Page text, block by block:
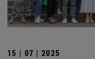
15 | 07 | 2025